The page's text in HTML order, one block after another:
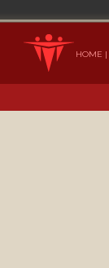
HOME |